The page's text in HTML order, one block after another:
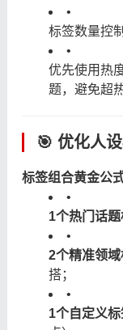
•
标签数量控
•
优先使用热
题，避免超
🎯 优化人
标签组合黄金公
•
1个热门话
•
2个精准领
搭；
•
1个自定义标